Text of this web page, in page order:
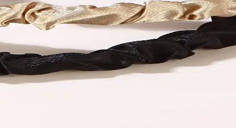
özel günlerde saten elbise kombinlerinde uyum ve dengeyi
ve şıklığı bir arada sunar. Türkiye üretimi olup, uzun ömürlü ve kolay
Gece Kıyafeti
sunar. Minimal tasarımıyla doğal güzelliğinizi ön plana çıkarır, hafif